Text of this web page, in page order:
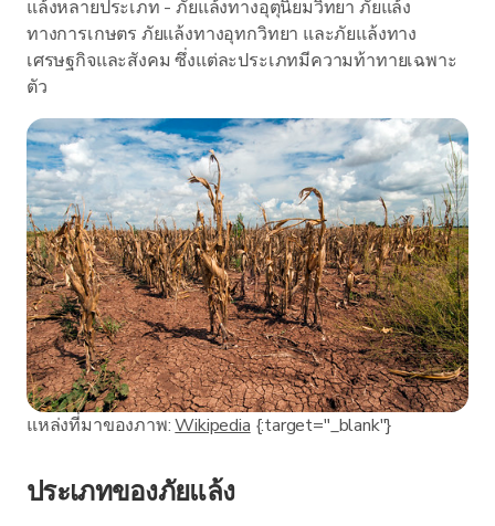
แล้งหลายประเภท - ภัยแล้งทางอุตุนิยมวิทยา ภัยแล้ง
ทางการเกษตร ภัยแล้งทางอุทกวิทยา และภัยแล้งทาง
เศรษฐกิจและสังคม ซึ่งแต่ละประเภทมีความท้าทายเฉพาะ
ตัว
แหล่งที่มาของภาพ:Wikipedia {:target="_blank"}
ประเภทของภัยแล้ง